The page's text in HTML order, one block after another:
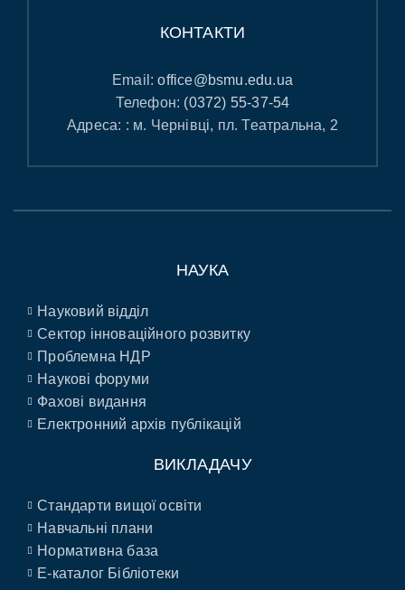
КОНТАКТИ
Email:office@bsmu.edu.ua
Телефон: (0372) 55-37-54
Адреса: : м. Чернівці, пл. Театральна, 2
НАУКА
Науковий відділ
Сектор інноваційного розвитку
Проблемна НДР
Наукові форуми
Фахові видання
Електронний архів публікацій
ВИКЛАДАЧУ
Стандарти вищої освіти
Навчальні плани
Нормативна база
E-каталог Бібліотеки